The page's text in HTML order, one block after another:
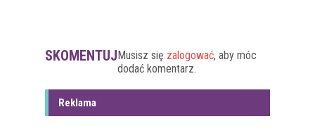
SKOMENTUJMusisz się zalogować, aby móc
dodać komentarz.
Reklama